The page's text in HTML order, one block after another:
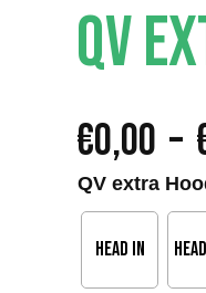
QV
€0,00 –
QV extra
Head in